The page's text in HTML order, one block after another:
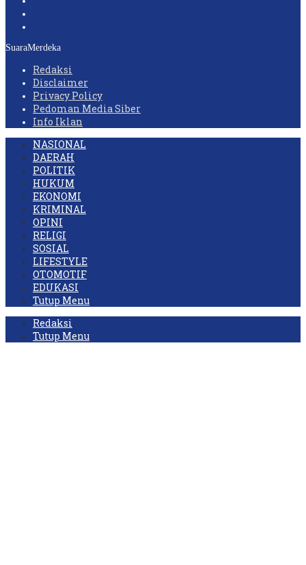
SuaraMerdeka
Redaksi
Disclaimer
Privacy Policy
Pedoman Media Siber
Info Iklan
NASIONAL
DAERAH
POLITIK
HUKUM
EKONOMI
KRIMINAL
OPINI
RELIGI
SOSIAL
LIFESTYLE
OTOMOTIF
EDUKASI
Tutup Menu
Redaksi
Tutup Menu